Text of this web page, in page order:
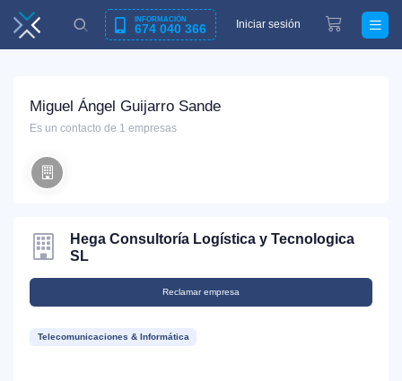
INFORMACIÓN
674 040 366 Iniciar sesión
Miguel Ángel Guijarro Sande
Es un contacto de 1 empresas
Hega Consultoría Logística y Tecnologica
SL
Reclamar empresa
Telecomunicaciones & Informática